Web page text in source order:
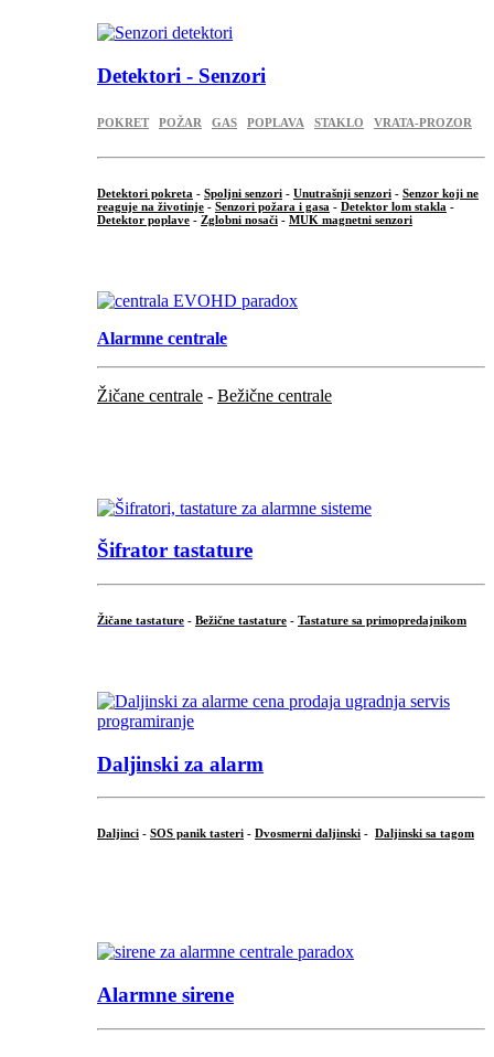
Detektori - Senzori
POKRET POŽAR GAS POPLAVA STAKLO VRATA-PROZOR
Detektori pokreta - Spoljni senzori - Unutrašnji senzori - Senzor koji ne
reaguje na životinje - Senzori požara i gasa - Detektor lom stakla -
Detektor poplave - Zglobni nosači - MUK magnetni senzori
Alarmne centrale
Žičane centrale - Bežične centrale
Šifrator tastature
Žičane tastature - Bežične tastature - Tastature sa primopredajnikom
Daljinski za alarm
Daljinci - SOS panik tasteri - Dvosmerni daljinski - Daljinski sa tagom
Alarmne sirene